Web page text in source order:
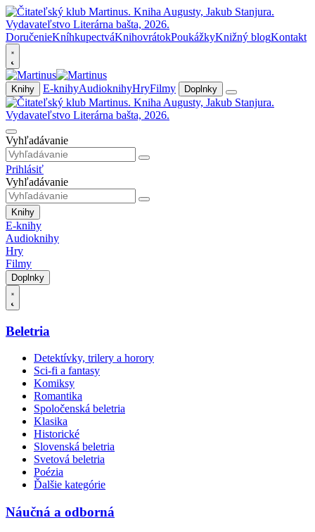
DoručenieKníhkupectváKnihovrátokPoukážkyKnižný blogKontakt
Knihy E-knihyAudioknihyHryFilmy Doplnky
Vyhľadávanie
Prihlásiť
Vyhľadávanie
Knihy
E-knihy
Audioknihy
Hry
Filmy
Doplnky
Beletria
Detektívky, trilery a horory
Sci-fi a fantasy
Komiksy
Romantika
Spoločenská beletria
Klasika
Historické
Slovenská beletria
Svetová beletria
Poézia
Ďalšie kategórie
Náučná a odborná